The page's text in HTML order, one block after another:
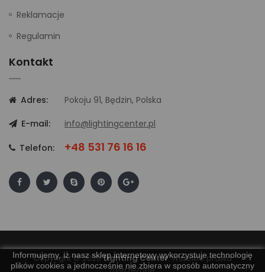
Informujemy, iż nasz sklep internetowy wykorzystuje technologię
plików cookies a jednocześnie nie zbiera w sposób automatyczny
Reklamacje
Regulamin
Kontakt
Adres:
Pokoju 91, Będzin, Polska
E-mail:
info@lightingcenter.pl
Telefon: +48 531 76 16 16
Copyright © 2020Lighting Center. Wszelkie prawa